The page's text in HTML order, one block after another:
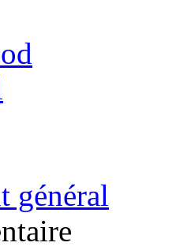
général